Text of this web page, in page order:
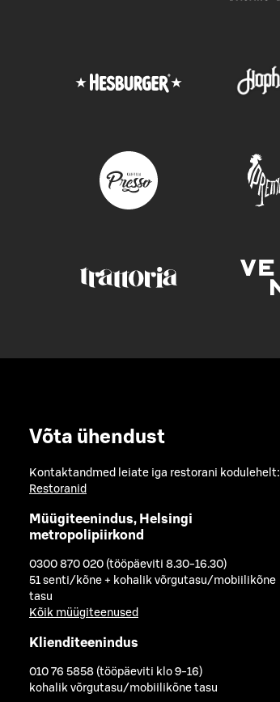
Võta ühendust
Kontaktandmed leiate iga restorani kodulehelt:
Restoranid
Müügiteenindus, Helsingi
metropolipiirkond
0300 870 020 (tööpäeviti 8.30-16.30)
51 senti/kõne + kohalik võrgutasu/mobiilikõne
tasu
Kõik müügiteenused
Klienditeenindus
010 76 5858 (tööpäeviti klo 9-16)
kohalik võrgutasu/mobiilikõne tasu